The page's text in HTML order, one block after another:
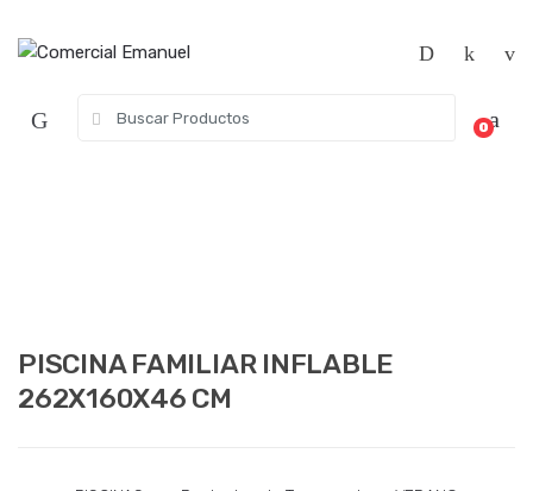
de:
0
PISCINA FAMILIAR INFLABLE
262X160X46 CM